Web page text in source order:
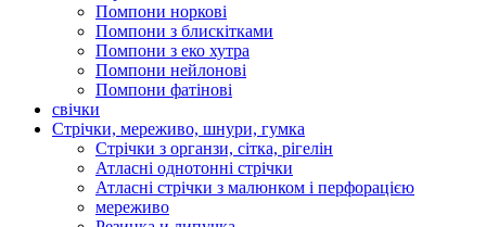
Помпони норкові
Помпони з блискітками
Помпони з еко хутра
Помпони нейлонові
Помпони фатінові
свічки
Стрічки, мереживо, шнури, гумка
Стрічки з органзи, сітка, рігелін
Атласні однотонні стрічки
Атласні стрічки з малюнком і перфорацією
мереживо